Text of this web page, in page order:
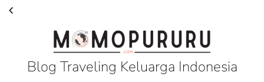
Blog Traveling Keluarga Indonesia